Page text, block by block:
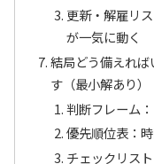
更新・解雇リ
が一気に動く
結局どう備えれば
す（最小解あり）
判断フレーム
優先順位表：
チェックリス